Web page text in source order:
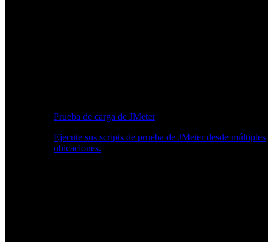
Prueba de carga de JMeter
Ejecute sus scripts de prueba de JMeter desde múltiples
ubicaciones.